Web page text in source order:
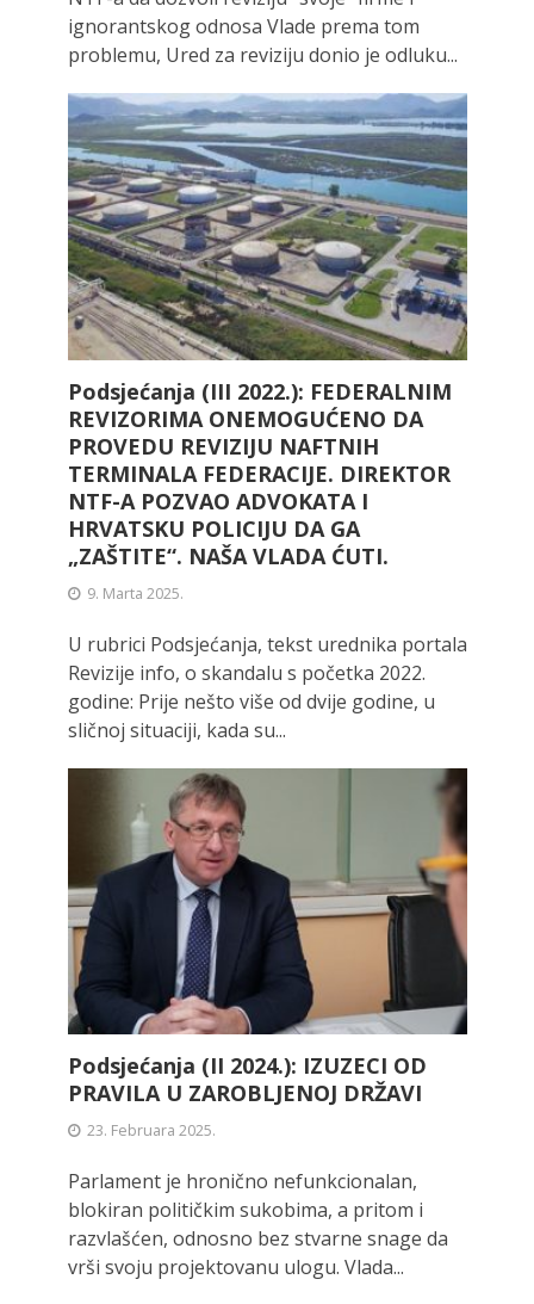
ignorantskog odnosa Vlade prema tom
problemu, Ured za reviziju donio je odluku...
Podsjećanja (III 2022.): FEDERALNIM
REVIZORIMA ONEMOGUĆENO DA
PROVEDU REVIZIJU NAFTNIH
TERMINALA FEDERACIJE. DIREKTOR
NTF-A POZVAO ADVOKATA I
HRVATSKU POLICIJU DA GA
„ZAŠTITE“. NAŠA VLADA ĆUTI.
9. Marta 2025.
U rubrici Podsjećanja, tekst urednika portala
Revizije info, o skandalu s početka 2022.
godine: Prije nešto više od dvije godine, u
sličnoj situaciji, kada su...
Podsjećanja (II 2024.): IZUZECI OD
PRAVILA U ZAROBLJENOJ DRŽAVI
23. Februara 2025.
Parlament je hronično nefunkcionalan,
blokiran političkim sukobima, a pritom i
razvlašćen, odnosno bez stvarne snage da
vrši svoju projektovanu ulogu. Vlada...